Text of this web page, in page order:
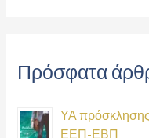
c
f
Πρόσφατα
ΥΑ πρόσκλησης
ΕΕΠ-ΕΒΠ